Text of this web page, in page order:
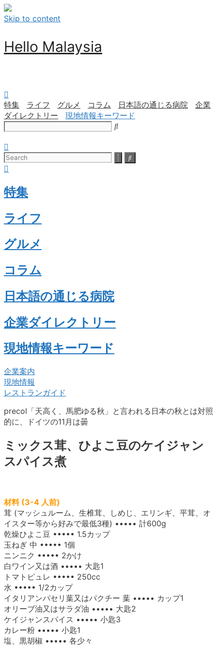
Skip to content
Hello Malaysia
特集 ライフ グルメ コラム 日本語の通じる病院
企業
ダイレクトリー
現地情報キーワード
特集
ライフ
グルメ
コラム
日本語の通じる病院
企業ダイレクトリー
現地情報キーワード
企業案内
現地情報
レストランガイド
precol「天高く、馬肥ゆる秋」と言われる日本の秋とは対照
的に、ドイツの11月は曇
ミックス茸、ひよこ豆のケイジャン
スパイス煮
材料 (3-4 人前)
茸 (マッシュルーム、生椎茸、しめじ、エリンギ、平茸、オ
イスター等から好みで最低3種) ••••• 計600g
乾燥ひよこ豆 ••••• 1.5カップ
玉ねぎ 中 ••••• 1個
ニンニク ••••• 2かけ
白ワイン又は酒 ••••• 大匙1
トマトピュレ ••••• 250cc
水 ••••• 1/2カップ
イタリアンパセリ葉又はパクチー 葉 ••••• カップ1
オリーブ油又はサラダ油 ••••• 大匙2
ケイジャンスパイス ••••• 小匙3
カレー粉 ••••• 小匙1
塩、黒胡椒 ••••• 各少々